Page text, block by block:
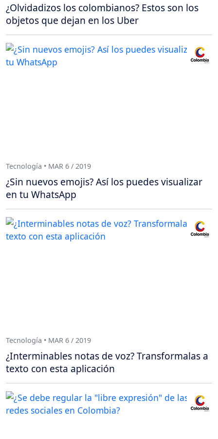
¿Olvidadizos los colombianos? Estos son los
objetos que dejan en los Uber
Tecnología • MAR 6 / 2019
¿Sin nuevos emojis? Así los puedes visualizar
en tu WhatsApp
Tecnología • MAR 6 / 2019
¿Interminables notas de voz? Transformalas a
texto con esta aplicación